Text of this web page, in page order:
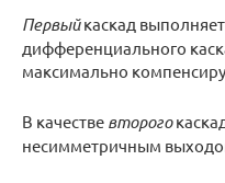
Первыйкаскад
дифференциального
максимально
В качестве второго
несимметричным